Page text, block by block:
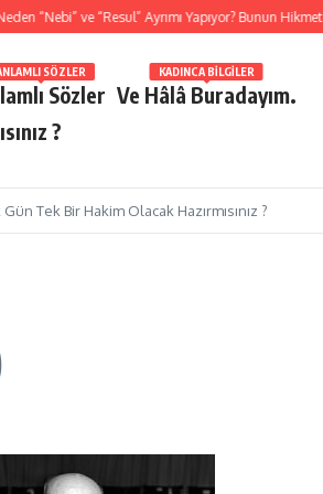
“Nebi” ve “Resul” Ayrımı Yapıyor? Bunun Hikmeti
Sözler
SÖZLER
Ve Hâlâ Buradayım.
KADINCA BILGILER
?
Tek Bir Hakim Olacak Hazırmısınız ?